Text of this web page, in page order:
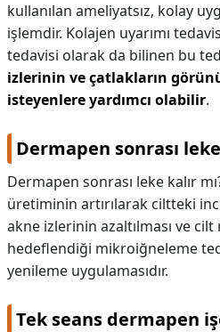
kullanılan ameliyatsız, kolay
işlemdir. Kolajen uyarımı
tedavisi olarak da bilinen bu
izlerinin ve çatlakların
isteyenlere yardımcı olabilir.
Dermapen sonrası
Dermapen sonrası leke kalır
üretiminin artırılarak ciltteki
akne izlerinin azaltılması ve
hedeflendiği mikroiğneleme
yenileme uygulamasıdır.
Tek seans dermapen